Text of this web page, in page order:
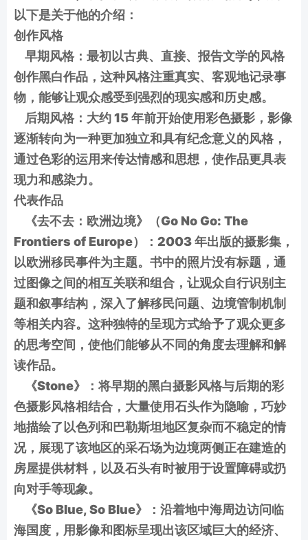
以下是关于他的介绍：
创作风格
早期风格：最初以古典、直接、报告文学的风格
创作黑白作品，这种风格注重真实、客观地记录事
物，能够让观众感受到强烈的现实感和历史感。
后期风格：大约 15 年前开始使用彩色摄影，影像
逐渐转向为一种更加独立和具有纪念意义的风格，
通过色彩的运用来传达情感和思想，使作品更具表
现力和感染力。
代表作品
《去不去：欧洲边境》（Go No Go: The
Frontiers of Europe）：2003 年出版的摄影集，
以欧洲移民事件为主题。书中的照片没有标题，通
过图像之间的相互关联和组合，让观众自行识别主
题和叙事结构，深入了解移民问题、边境管制机制
等相关内容。这种独特的呈现方式给予了观众更多
的思考空间，使他们能够从不同的角度去理解和解
读作品。
《Stone》：将早期的黑白摄影风格与后期的彩
色摄影风格相结合，大量使用石头作为隐喻，巧妙
地描绘了以色列和巴勒斯坦地区复杂而不稳定的情
况，展现了该地区的采石场为边境两侧正在建造的
房屋提供材料，以及石头有时被用于设置障碍或扔
向对手等现象。
《So Blue, So Blue》：沿着地中海周边访问临
海国度，用影像和图标呈现出该区域巨大的经济、